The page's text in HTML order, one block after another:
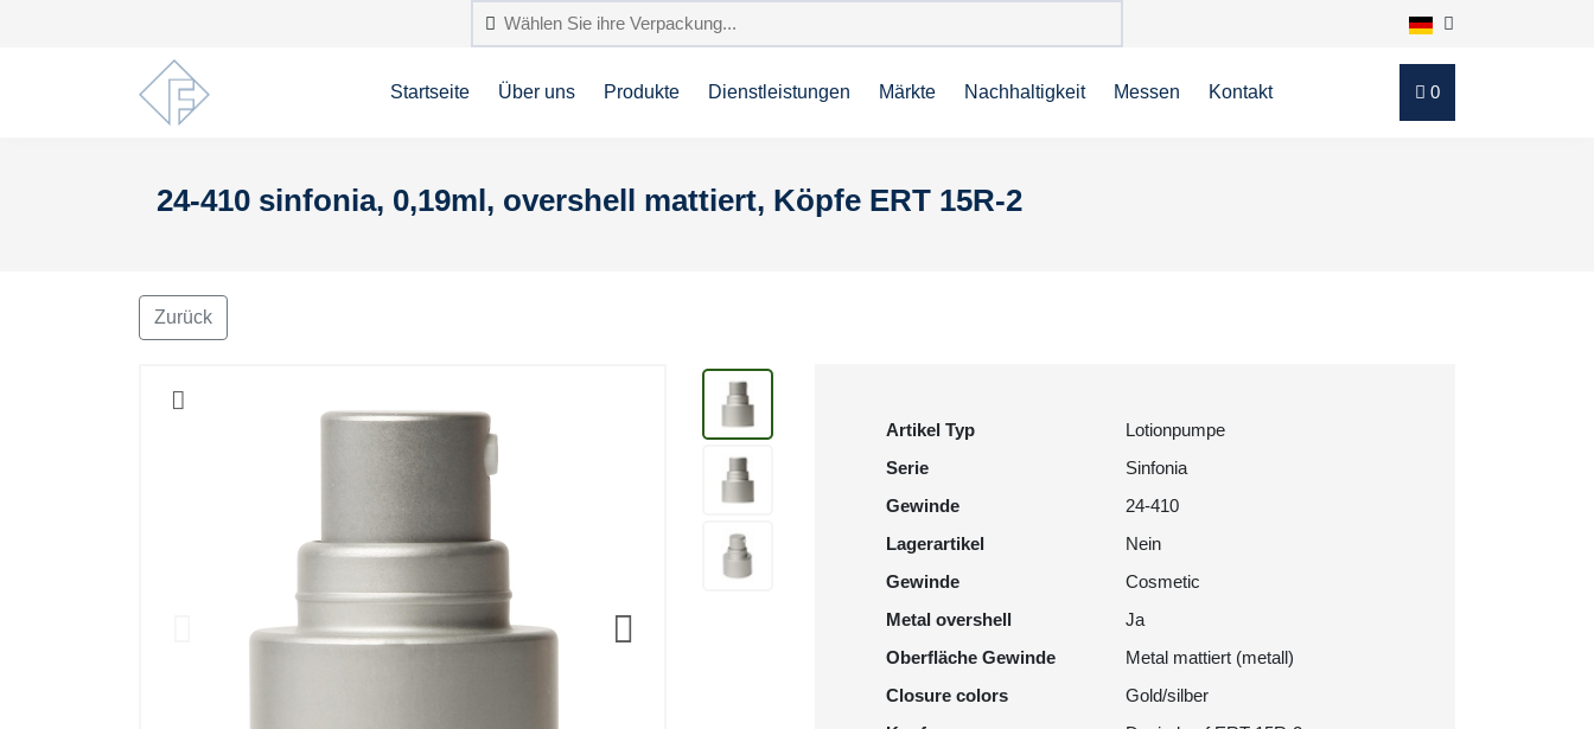
Startseite Über uns Produkte Dienstleistungen Märkte Nachhaltigkeit Messen Kontakt 0
24-410 sinfonia, 0,19ml, overshell mattiert, Köpfe ERT 15R-2
Zurück
Artikel Typ
Lotionpumpe
Serie
Sinfonia
Gewinde
24-410
Lagerartikel
Nein
Gewinde
Cosmetic
Metal overshell
Ja
Oberfläche Gewinde
Metal mattiert (metall)
Closure colors
Gold/silber